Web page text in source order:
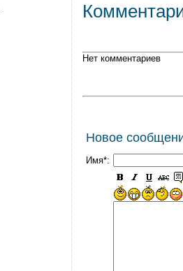
Нет комментариев
Новое
Имя*: